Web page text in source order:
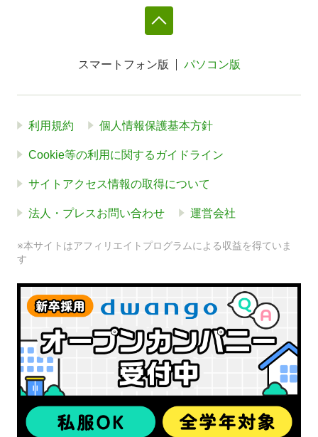
スマートフォン版 パソコン版
利用規約 個人情報保護基本方針
Cookie等の利用に関するガイドライン
サイトアクセス情報の取得について
法人・プレスお問い合わせ 運営会社
※本サイトはアフィリエイトプログラムによる収益を得ていま
す